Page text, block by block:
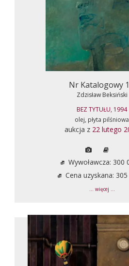
Nr Katalogowy
Zdzisław Beksiński
BEZ TYTUŁU, 1994
olej, płyta pilśniowa
aukcja z 22 lutego
Wywoławcza: 300
Cena uzyskana: 305
... więcej ...